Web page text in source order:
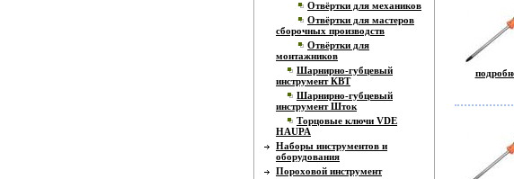
Отвёртки для механиков
Отвёртки для мастеров
сборочных производств
Отвёртки для
монтажников
Шарнирно-губцевый
инструмент КВТ
Шарнирно-губцевый
инструмент Шток
Торцовые ключи VDE
HAUPA
Наборы инструментов и
оборудования
Пороховой инструмент